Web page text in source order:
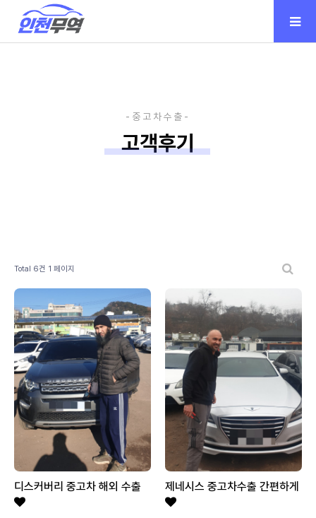
고객후기
Total 6건 1 페이지
디스커버리 중고차 해외 수출 제네시스 중고차수출 간편하게